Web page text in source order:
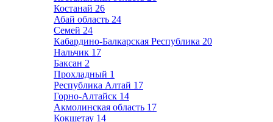
Костанай 26
Абай область 24
Семей 24
Кабардино-Балкарская Республика 20
Нальчик 17
Баксан 2
Прохладный 1
Республика Алтай 17
Горно-Алтайск 14
Акмолинская область 17
Кокшетау 14